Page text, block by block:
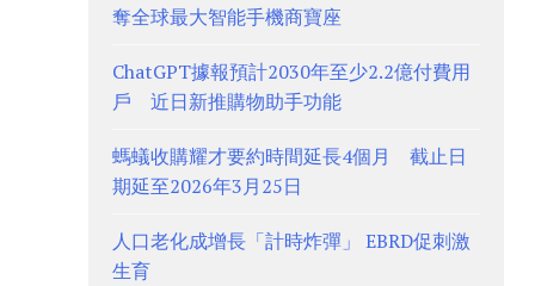
奪全球最大智能手機商寶座
ChatGPT據報預計2030年至少2.2億付費用
戶 近日新推購物助手功能
螞蟻收購耀才要約時間延長4個月 截止日
期延至2026年3月25日
人口老化成增長「計時炸彈」 EBRD促刺激
生育